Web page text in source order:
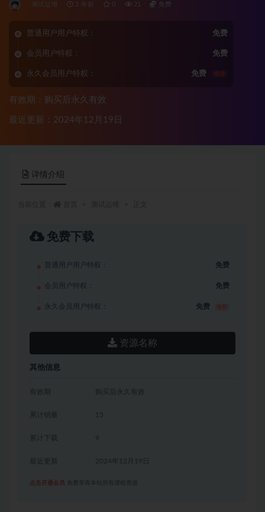
测试运维 2 年前 0 21 免费
普通用户用户特权： 免费
会员用户特权： 免费
永久会员用户特权： 免费 推荐
有效期：购买后永久有效
最近更新：2024年12月19日
详情介绍
免费下载
普通用户用户特权： 免费
会员用户特权： 免费
永久会员用户特权： 免费
资源名称
其他信息
有效期 购买后永久有效
累计销量 15
累计下载 9
2024年12月19日
点击开通会员 免费享有本站所有课程资源